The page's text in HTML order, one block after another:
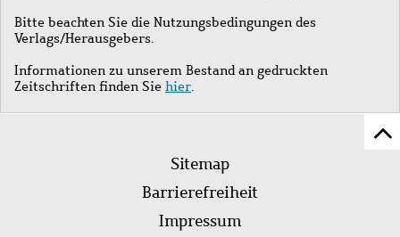
Bitte beachten Sie die Nutzungsbedingungen des
Verlags/Herausgebers.
Informationen zu unserem Bestand an gedruckten
Zeitschriften finden Sie hier.
Fußleistenmenü
Sitemap
Barrierefreiheit
Impressum